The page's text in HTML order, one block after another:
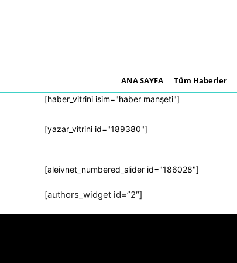
ANA SAYFA Tüm Haberler
[haber_vitrini isim="haber manşeti"]
[yazar_vitrini id="189380"]
[aleivnet_numbered_slider id="186028"]
[authors_widget id=”2″]